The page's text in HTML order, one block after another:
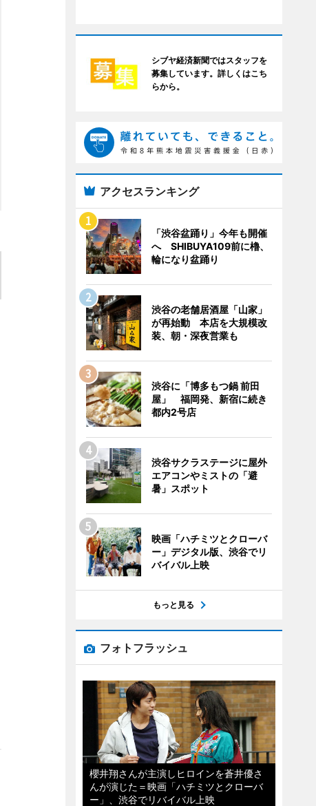
シブヤ経済新聞ではスタッフを
募集しています。詳しくはこち
らから。
アクセスランキング
「渋谷盆踊り」今年も開催
へ SHIBUYA109前に櫓、
輪になり盆踊り
渋谷の老舗居酒屋「山家」
が再始動 本店を大規模改
装、朝・深夜営業も
渋谷に「博多もつ鍋 前田
屋」 福岡発、新宿に続き
都内2号店
渋谷サクラステージに屋外
エアコンやミストの「避
暑」スポット
映画「ハチミツとクローバ
ー」デジタル版、渋谷でリ
バイバル上映
もっと見る
フォトフラッシュ
櫻井翔さんが主演しヒロインを蒼井優さ
んが演じた＝映画「ハチミツとクローバ
ー」、渋谷でリバイバル上映